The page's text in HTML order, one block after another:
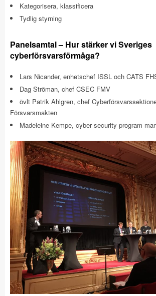
Kategorisera, klassificera
Tydlig styrning
Panelsamtal – Hur stärker vi Sveriges
cyberförsvarsförmåga?
Lars Nicander, enhetschef ISSL och CATS
Dag Ströman, chef CSEC FMV
övlt Patrik Ahlgren, chef
Försvarsmakten
Madeleine Kempe, cyber security program